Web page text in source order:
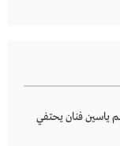
ياسين فنان يحتفي